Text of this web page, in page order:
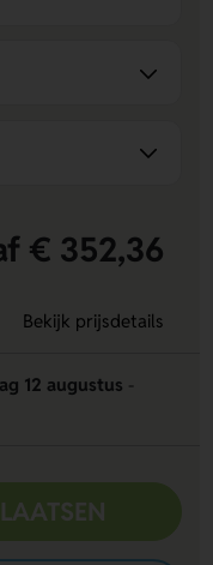
€ 352,36
Bekijk prijsdetails
12 augustus